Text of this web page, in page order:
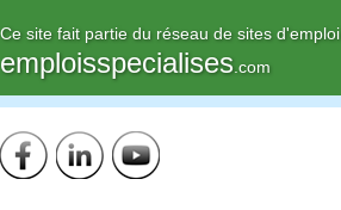
Ce site fait partie du réseau de sites d'emploi
emploisspecialises .com